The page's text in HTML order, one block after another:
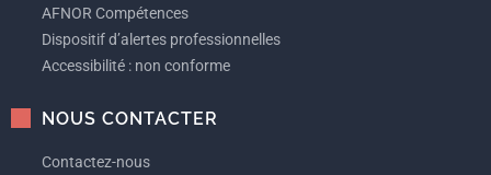
AFNOR Compétences
Dispositif d’alertes professionnelles
Accessibilité : non conforme
NOUS CONTACTER
Contactez-nous